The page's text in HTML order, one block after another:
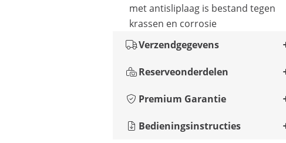
met antisliplaag is bestand tegen
krassen en corrosie
Verzendgegevens
Reserveonderdelen
Premium Garantie
Bedieningsinstructies